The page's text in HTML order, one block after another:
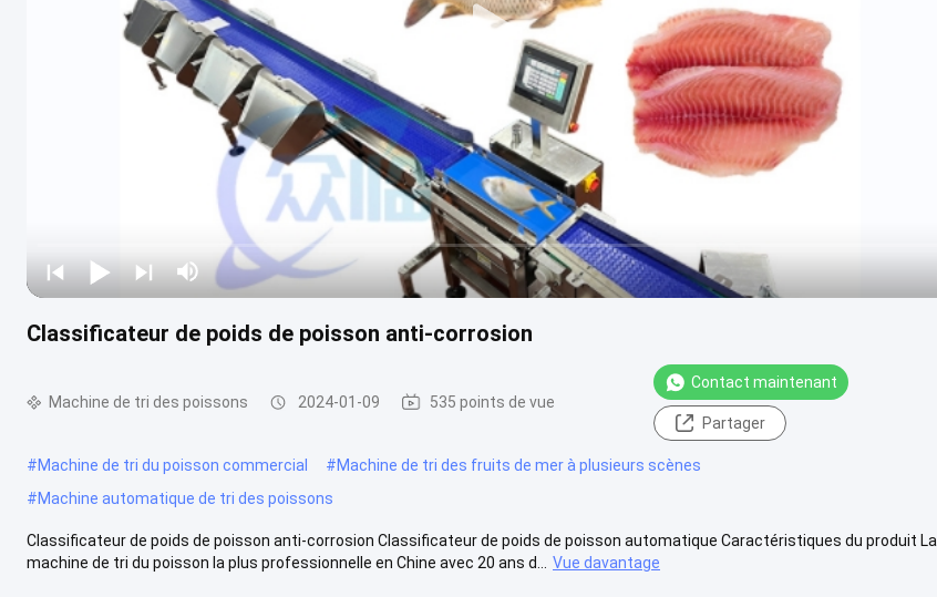
Classificateur de poids de poisson anti-corrosion
Machine de tri des poissons 2024-01-09 535 points de vue
Contact maintenant
Partager
#Machine de tri du poisson commercial #Machine de tri des fruits de mer à plusieurs scènes
#Machine automatique de tri des poissons
Classificateur de poids de poisson anti-corrosion Classificateur de poids de poisson automatique Caractéristiques du produit La
machine de tri du poisson la plus professionnelle en Chine avec 20 ans d...
Vue davantage